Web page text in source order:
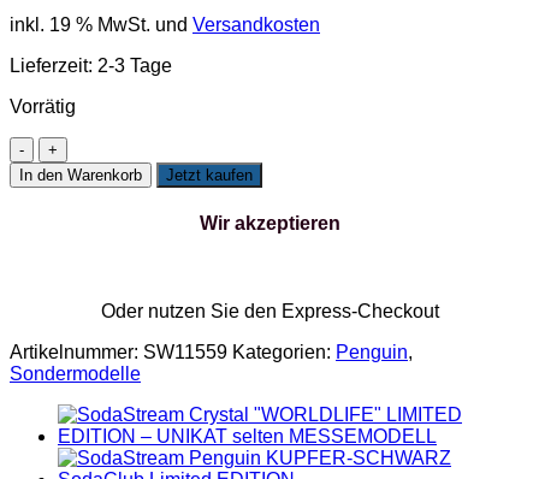
inkl. 19 % MwSt. und Versandkosten
Lieferzeit: 2-3 Tage
Vorrätig
SodaStream
Penguin
GOLDNUGGET
Menge
In den Warenkorb Jetzt kaufen
Wir akzeptieren
Oder nutzen Sie den Express-Checkout
Artikelnummer: SW11559 Kategorien: Penguin,
Sondermodelle